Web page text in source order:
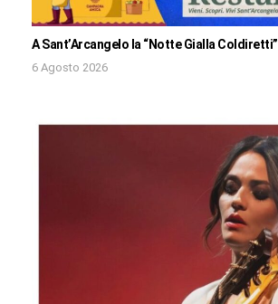
A Sant’Arcangelo la “Notte Gialla Coldiretti”
6 Agosto 2026